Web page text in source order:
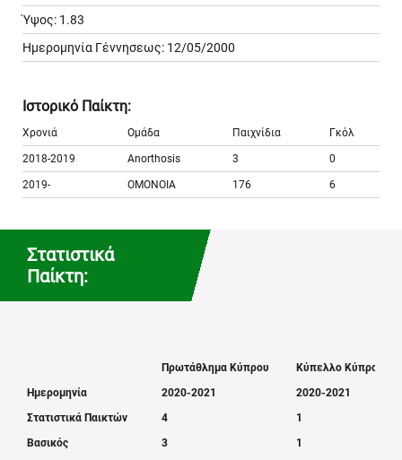
Ύψος: 1.83
Ημερομηνία Γέννησεως: 12/05/2000
Ιστορικό Παίκτη:
Χρονιά Ομάδα Παιχνίδια Γκόλ
2018-2019 Anorthosis 3 0
2019- OMONOIA 176 6
Στατιστικά
Παίκτη:
Ημερομηνία
Στατιστικά Παικτών
Βασικός
Πρωτάθλημα Κύπρου
2020-2021
4
3
Κύπελλο Κύπρου
2020-2021
1
1